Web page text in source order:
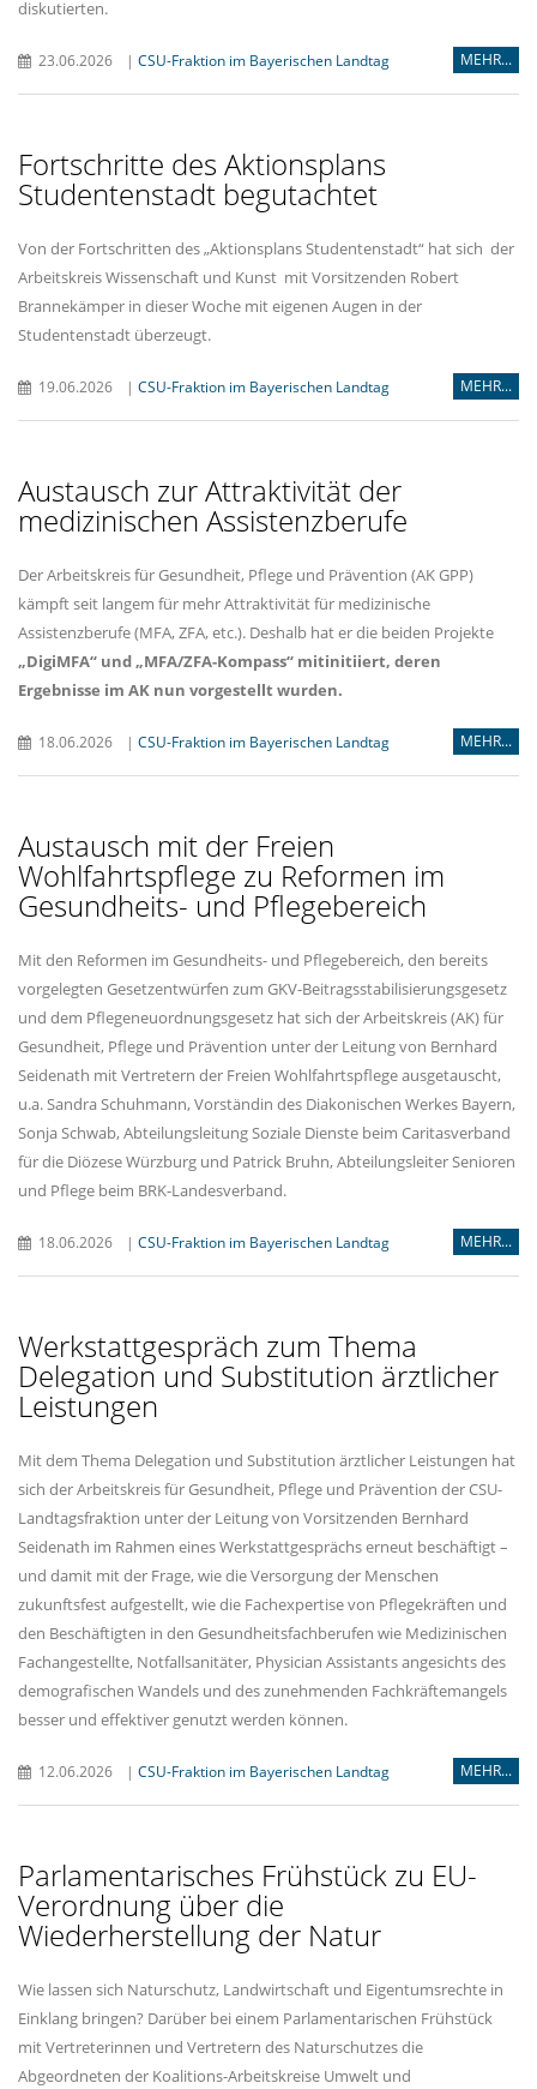
diskutierten.
23.06.2026 | CSU-Fraktion im Bayerischen Landtag MEHR...
Fortschritte des Aktionsplans
Studentenstadt begutachtet
Von der Fortschritten des „Aktionsplans Studentenstadt“ hat sich der
Arbeitskreis Wissenschaft und Kunst mit Vorsitzenden Robert
Brannekämper in dieser Woche mit eigenen Augen in der
Studentenstadt überzeugt.
19.06.2026 | CSU-Fraktion im Bayerischen Landtag MEHR...
Austausch zur Attraktivität der
medizinischen Assistenzberufe
Der Arbeitskreis für Gesundheit, Pflege und Prävention (AK GPP)
kämpft seit langem für mehr Attraktivität für medizinische
Assistenzberufe (MFA, ZFA, etc.). Deshalb hat er die beiden Projekte
DigiMFA“ undMFA/ZFA-Kompass“ mitinitiiert, deren
Ergebnisse im AK nun vorgestellt wurden.
18.06.2026 | CSU-Fraktion im Bayerischen Landtag MEHR...
Austausch mit der Freien
Wohlfahrtspflege zu Reformen im
Gesundheits- und Pflegebereich
Mit den Reformen im Gesundheits- und Pflegebereich, den bereits
vorgelegten Gesetzentwürfen zum GKV-Beitragsstabilisierungsgesetz
und dem Pflegeneuordnungsgesetz hat sich der Arbeitskreis (AK) für
Gesundheit, Pflege und Prävention unter der Leitung von Bernhard
Seidenath mit Vertretern der Freien Wohlfahrtspflege ausgetauscht,
u.a. Sandra Schuhmann, Vorständin des Diakonischen Werkes Bayern,
Sonja Schwab, Abteilungsleitung Soziale Dienste beim Caritasverband
für die Diözese Würzburg und Patrick Bruhn, Abteilungsleiter Senioren
und Pflege beim BRK-Landesverband.
18.06.2026 | CSU-Fraktion im Bayerischen Landtag MEHR...
Werkstattgespräch zum Thema
Delegation und Substitution ärztlicher
Leistungen
Mit dem Thema Delegation und Substitution ärztlicher Leistungen hat
sich der Arbeitskreis für Gesundheit, Pflege und Prävention der CSU-
Landtagsfraktion unter der Leitung von Vorsitzenden Bernhard
Seidenath im Rahmen eines Werkstattgesprächs erneut beschäftigt –
und damit mit der Frage, wie die Versorgung der Menschen
zukunftsfest aufgestellt, wie die Fachexpertise von Pflegekräften und
den Beschäftigten in den Gesundheitsfachberufen wie Medizinischen
Fachangestellte, Notfallsanitäter, Physician Assistants angesichts des
demografischen Wandels und des zunehmenden Fachkräftemangels
besser und effektiver genutzt werden können.
12.06.2026 | CSU-Fraktion im Bayerischen Landtag MEHR...
Parlamentarisches Frühstück zu EU-
Verordnung über die
Wiederherstellung der Natur
Wie lassen sich Naturschutz, Landwirtschaft und Eigentumsrechte in
Einklang bringen? Darüber bei einem Parlamentarischen Frühstück
mit Vertreterinnen und Vertretern des Naturschutzes die
Abgeordneten der Koalitions-Arbeitskreise Umwelt und